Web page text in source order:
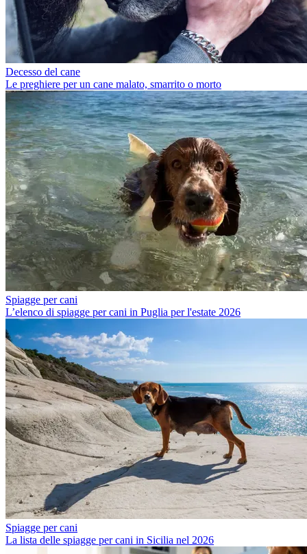
Decesso del cane
Le preghiere per un cane malato, smarrito o morto
Spiagge per cani
L’elenco di spiagge per cani in Puglia per l'estate 2026
Spiagge per cani
La lista delle spiagge per cani in Sicilia nel 2026